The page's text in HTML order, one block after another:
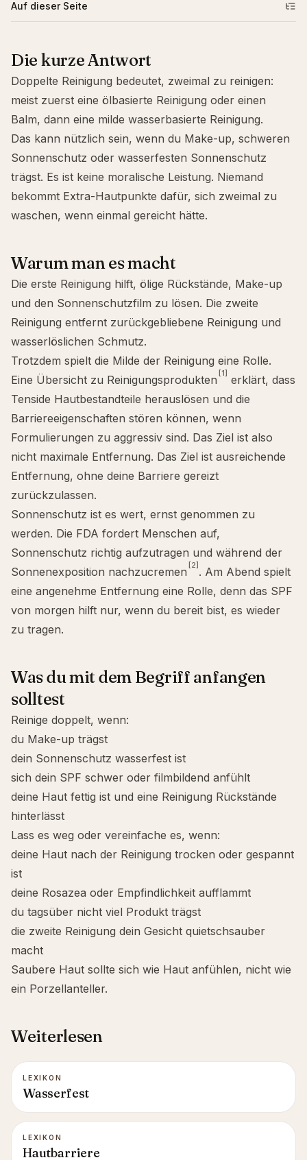
Auf dieser Seite
Die kurze Antwort
Doppelte Reinigung bedeutet, zweimal zu reinigen:
meist zuerst eine ölbasierte Reinigung oder einen
Balm, dann eine milde wasserbasierte Reinigung.
Das kann nützlich sein, wenn du Make-up, schweren
Sonnenschutz oder wasserfesten Sonnenschutz
trägst. Es ist keine moralische Leistung. Niemand
bekommt Extra-Hautpunkte dafür, sich zweimal zu
waschen, wenn einmal gereicht hätte.
Warum man es macht
Die erste Reinigung hilft, ölige Rückstände, Make-up
und den Sonnenschutzfilm zu lösen. Die zweite
Reinigung entfernt zurückgebliebene Reinigung und
wasserlöslichen Schmutz.
Trotzdem spielt die Milde der Reinigung eine Rolle.
Eine Übersicht zu Reinigungsprodukten [1] erklärt, dass
Tenside Hautbestandteile herauslösen und die
Barriereeigenschaften stören können, wenn
Formulierungen zu aggressiv sind. Das Ziel ist also
nicht maximale Entfernung. Das Ziel ist ausreichende
Entfernung, ohne deine Barriere gereizt
zurückzulassen.
Sonnenschutz ist es wert, ernst genommen zu
werden. Die FDA fordert Menschen auf,
Sonnenschutz richtig aufzutragen und während der
Sonnenexposition nachzucremen [2] . Am Abend spielt
eine angenehme Entfernung eine Rolle, denn das SPF
von morgen hilft nur, wenn du bereit bist, es wieder
zu tragen.
Was du mit dem Begriff anfangen
solltest
Reinige doppelt, wenn:
du Make-up trägst
dein Sonnenschutz wasserfest ist
sich dein SPF schwer oder filmbildend anfühlt
deine Haut fettig ist und eine Reinigung Rückstände
hinterlässt
Lass es weg oder vereinfache es, wenn:
deine Haut nach der Reinigung trocken oder gespannt
ist
deine Rosazea oder Empfindlichkeit aufflammt
du tagsüber nicht viel Produkt trägst
die zweite Reinigung dein Gesicht quietschsauber
macht
Saubere Haut sollte sich wie Haut anfühlen, nicht wie
ein Porzellanteller.
Weiterlesen
LEXIKON
Wasserfest
LEXIKON
Hautbarriere